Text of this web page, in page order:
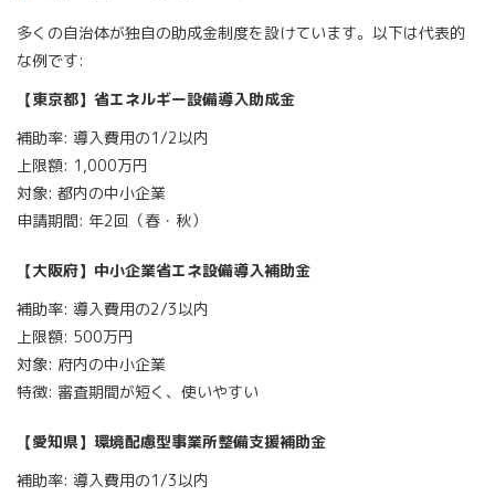
多くの自治体が独自の助成金制度を設けています。以下は代表的
な例です:
【東京都】省エネルギー設備導入助成金
補助率: 導入費用の1/2以内
上限額: 1,000万円
対象: 都内の中小企業
申請期間: 年2回（春・秋）
【大阪府】中小企業省エネ設備導入補助金
補助率: 導入費用の2/3以内
上限額: 500万円
対象: 府内の中小企業
特徴: 審査期間が短く、使いやすい
【愛知県】環境配慮型事業所整備支援補助金
補助率: 導入費用の1/3以内